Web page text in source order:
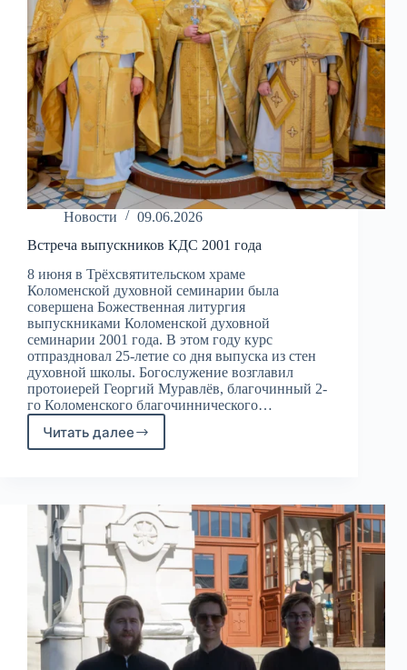
Новости
09.06.2026
Встреча выпускников КДС 2001 года
8 июня в Трёхсвятительском храме
Коломенской духовной семинарии была
совершена Божественная литургия
выпускниками Коломенской духовной
семинарии 2001 года. В этом году курс
отпраздновал 25-летие со дня выпуска из стен
духовной школы. Богослужение возглавил
протоиерей Георгий Муравлёв, благочинный 2-
го Коломенского благочиннического…
Читать далее
Встреча
года